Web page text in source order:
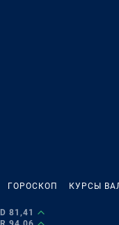
ГОРОСКОП КУРСЫ
81,41